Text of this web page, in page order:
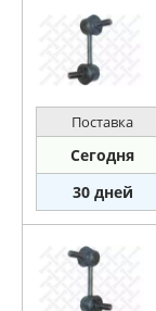
PATRON
SASIC
STELLOX
SWAG
TALOSA
TRW
ZEKKERT
Поставка
Сегодня
30 дней